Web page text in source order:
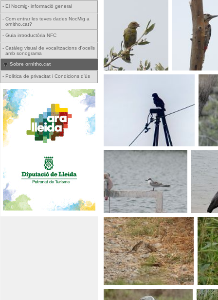
- El Nocmig- informació general
- Com entrar les teves dades NocMig a
ornitho.cat?
- Guia introductòria NFC
- Catàleg visual de vocalitzacions d'ocells
amb sonograma
Sobre ornitho.cat
- Política de privacitat i Condicions d'ús